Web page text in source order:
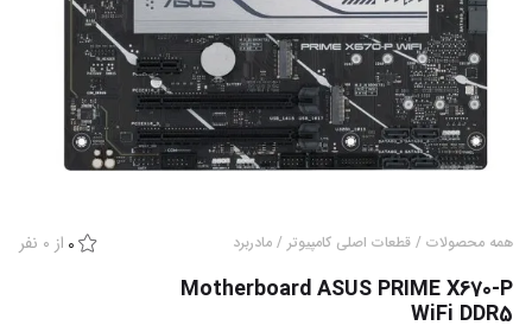
همه محصولات / قطعات اصلی کامپیوتر / مادربرد 0 از 0 نفر
Motherboard ASUS PRIME X670-P
WiFi DDR5